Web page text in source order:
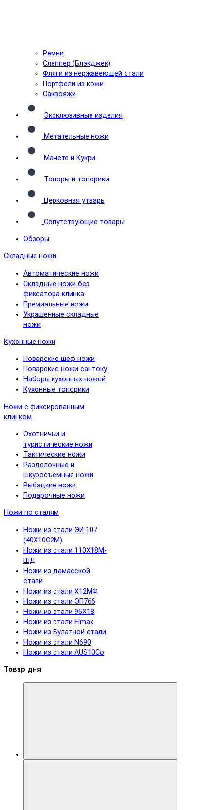
Ремни
Слеппер (Блэкджек)
Фляги из нержавеющей стали
Портфели из кожи
Саквояжи
Эксклюзивные изделия
Метательные ножи
Мачете и Кукри
Топоры и топорики
Церковная утварь
Сопутствующие товары
Обзоры
Складные ножи
Автоматические ножи
Складные ножи без
фиксатора клинка
Премиальные ножи
Украшенные складные
ножи
Кухонные ножи
Поварские шеф ножи
Поварские ножи сантоку
Наборы кухонных ножей
Кухонные топорики
Ножи с фиксированным
клинком
Охотничьи и
туристические ножи
Тактические ножи
Разделочные и
шкуросъёмные ножи
Рыбацкие ножи
Подарочные ножи
Ножи по сталям
Ножи из стали ЭИ 107
(40Х10С2М)
Ножи из стали 110Х18М-
ШД
Ножи из дамасской
стали
Ножи из стали Х12МФ
Ножи из стали ЭП766
Ножи из стали 95Х18
Ножи из стали Elmax
Ножи из Булатной стали
Ножи из стали N690
Ножи из стали AUS10Co
Товар дня